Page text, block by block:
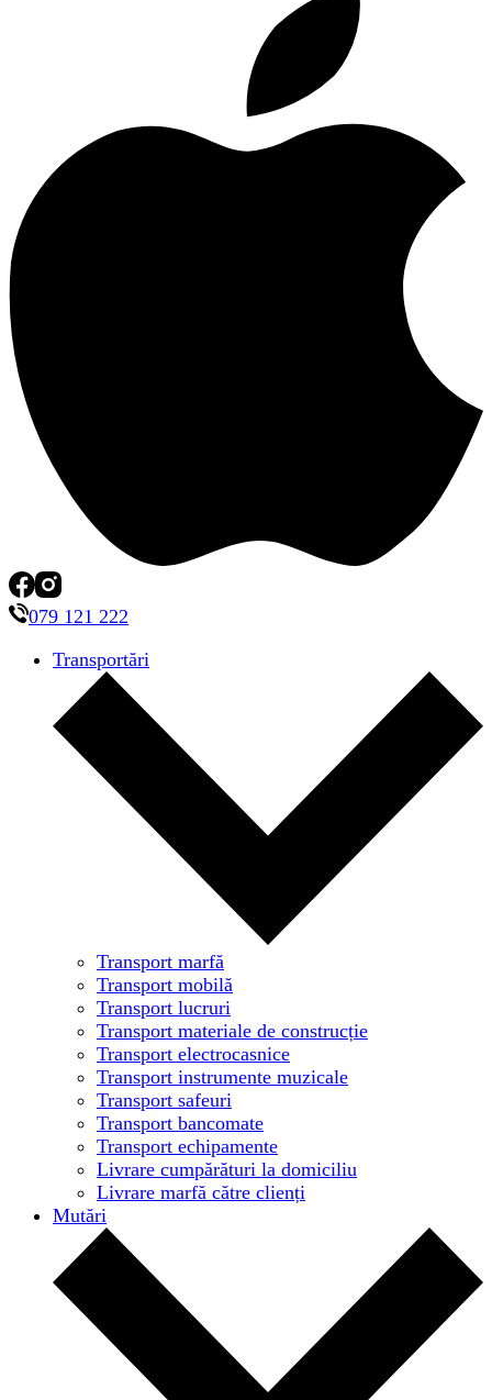
079 121 222
Transportări
Transport marfă
Transport mobilă
Transport lucruri
Transport materiale de construcție
Transport electrocasnice
Transport instrumente muzicale
Transport safeuri
Transport bancomate
Transport echipamente
Livrare cumpărături la domiciliu
Livrare marfă către clienți
Mutări